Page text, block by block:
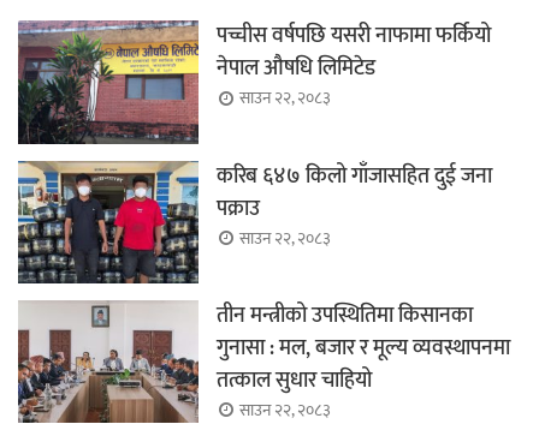
पच्चीस वर्षपछि यसरी नाफामा फर्कियो
नेपाल औषधि लिमिटेड
साउन २२, २०८३
करिब ६४७ किलो गाँजासहित दुई जना
पक्राउ
साउन २२, २०८३
तीन मन्त्रीको उपस्थितिमा किसानका
गुनासा : मल, बजार र मूल्य व्यवस्थापनमा
तत्काल सुधार चाहियो
साउन २२, २०८३